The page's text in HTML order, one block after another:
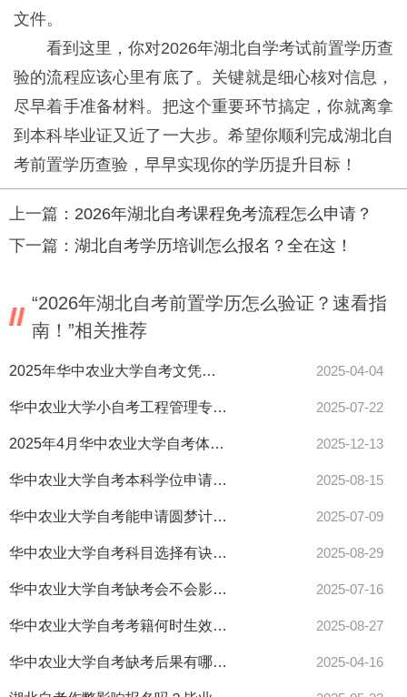
文件。
看到这里，你对2026年湖北自学考试前置学历查
验的流程应该心里有底了。关键就是细心核对信息，
尽早着手准备材料。把这个重要环节搞定，你就离拿
到本科毕业证又近了一大步。希望你顺利完成湖北自
考前置学历查验，早早实现你的学历提升目标！
上一篇： 2026年湖北自考课程免考流程怎么申请？
下一篇： 湖北自考学历培训怎么报名？全在这！
“2026年湖北自考前置学历怎么验证？速看指
南！”相关推荐
2025年华中农业大学自考文凭含金量如何？备考难度大吗？ 2025-04-04
华中农业大学小自考工程管理专业能考一建二建？报考条件来了！ 2025-07-22
2025年4月华中农业大学自考体育经济与管理(26年停考)本科报名流程步骤（图文详解） 2025-12-13
华中农业大学自考本科学位申请全攻略！手把手教你快速拿证！ 2025-08-15
华中农业大学自考能申请圆梦计划补贴吗？湖北学历提升最新政策速览！ 2025-07-09
华中农业大学自考科目选择有诀窍！报考必看指南抓紧了解！ 2025-08-29
华中农业大学自考缺考会不会影响录取？看这里！ 2025-07-16
华中农业大学自考考籍何时生效？注册即享还是考过才算！答案速查！ 2025-08-27
华中农业大学自考缺考后果有哪些？考生必知！ 2025-04-16